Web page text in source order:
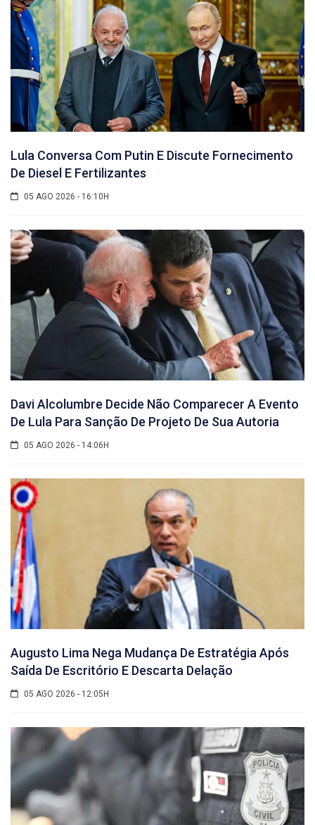
Lula Conversa Com Putin E Discute Fornecimento
De Diesel E Fertilizantes
05 AGO 2026 - 16:10H
Davi Alcolumbre Decide Não Comparecer A Evento
De Lula Para Sanção De Projeto De Sua Autoria
05 AGO 2026 - 14:06H
Augusto Lima Nega Mudança De Estratégia Após
Saída De Escritório E Descarta Delação
05 AGO 2026 - 12:05H